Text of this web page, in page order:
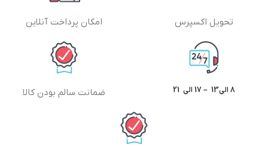
تحویل اکسپرس امکان پرداخت آنلاین
8 الی13 – 17 الی 21 ضمانت سالم بودن کالا